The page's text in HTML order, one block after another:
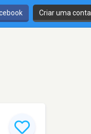
Criar uma conta